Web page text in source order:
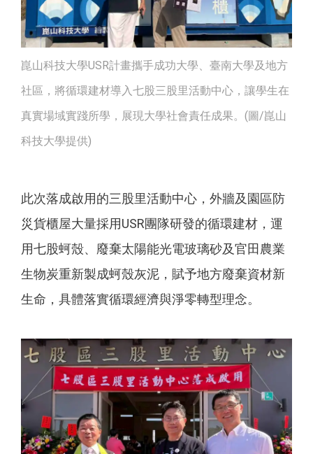
崑山科技大學USR計畫攜手成功大學、臺南大學及地方
社區，將循環建材導入七股三股里活動中心，讓學生在
真實場域實踐所學，展現大學社會責任成果。(圖/崑山
科技大學提供)
此次落成啟用的三股里活動中心，外牆及園區防
災貨櫃屋大量採用USR團隊研發的循環建材，運
用七股蚵殼、廢棄太陽能光電玻璃砂及官田農業
生物炭重新製成蚵殼灰泥，賦予地方廢棄資材新
生命，具體落實循環經濟與淨零轉型理念。